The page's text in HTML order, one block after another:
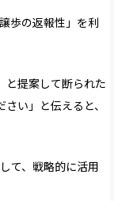
歩の返報性」を利
と提案して断られた
い」と伝えると、
て、戦略的に活用